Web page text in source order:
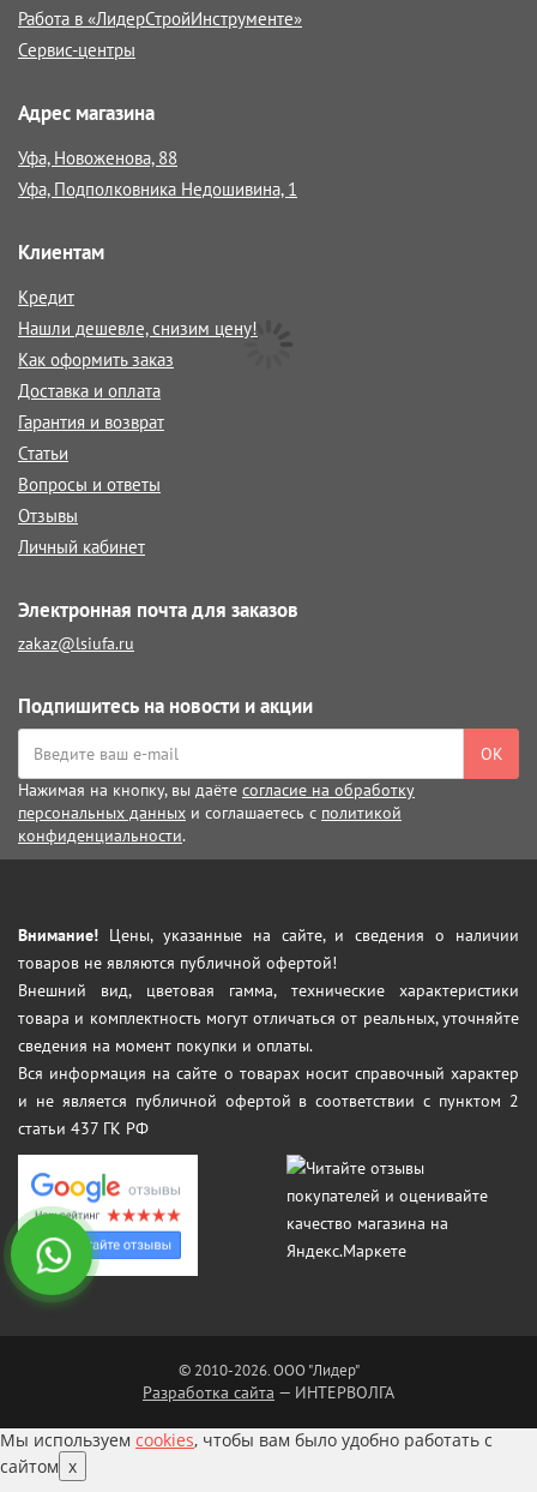
Работа в «ЛидерСтройИнструменте»
Сервис-центры
Адрес магазина
Уфа, Новоженова, 88
Уфа, Подполковника Недошивина, 1
Клиентам
Кредит
Нашли дешевле, снизим цену!
Как оформить заказ
Доставка и оплата
Гарантия и возврат
Статьи
Вопросы и ответы
Отзывы
Личный кабинет
Электронная почта для заказов
zakaz@lsiufa.ru
Подпишитесь на новости и акции
ОК
Нажимая на кнопку, вы даёте согласие на обработку
персональных данных и соглашаетесь с политикой
конфиденциальности.
Внимание! Цены, указанные на сайте, и сведения о наличии
товаров не являются публичной офертой!
Внешний вид, цветовая гамма, технические характеристики
товара и комплектность могут отличаться от реальных, уточняйте
сведения на момент покупки и оплаты.
Вся информация на сайте о товарах носит справочный характер
и не является публичной офертой в соответствии с пунктом 2
статьи 437 ГК РФ
© 2010-2026. ООО "Лидер"
Разработка сайта — ИНТЕРВОЛГА
Мы используем cookies, чтобы вам было удобно работать с
сайтом x